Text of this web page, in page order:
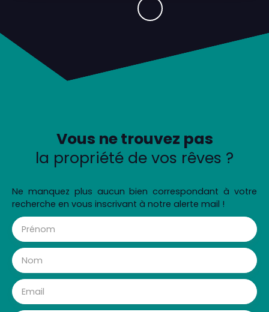
Vous ne trouvez pas
la propriété de vos rêves ?
Ne manquez plus aucun bien correspondant à votre
recherche en vous inscrivant à notre alerte mail !
Prénom
Nom
Email